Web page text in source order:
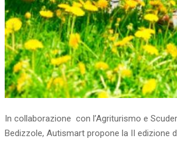
In collaborazione con l’Agriturismo e
Bedizzole, Autismart propone la II edizione